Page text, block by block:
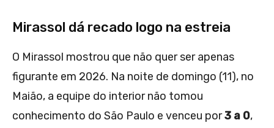
Mirassol dá recado logo na estreia
O Mirassol mostrou que não quer ser apenas
figurante em 2026. Na noite de domingo (11), no
Maião, a equipe do interior não tomou
conhecimento do São Paulo e venceu por3 a 0,